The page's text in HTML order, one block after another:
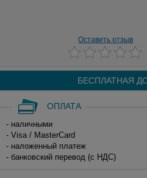
Оставить отзыв
БЕСПЛАТНАЯ
ОПЛАТА
- наличными
- Visa / MasterCard
- наложенный платеж
- банковский перевод (с НДС)